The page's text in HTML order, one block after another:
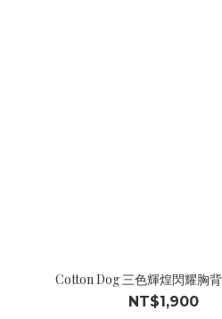
Cotton Dog 三色輝煌閃耀胸背
NT$1,900